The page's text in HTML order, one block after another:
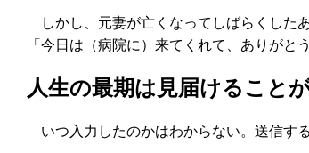
しかし、元妻が亡くなってしばらくした
「今日は（病院に）来てくれて、ありがと
人生の最期は見届けること
いつ入力したのかはわからない。送信す